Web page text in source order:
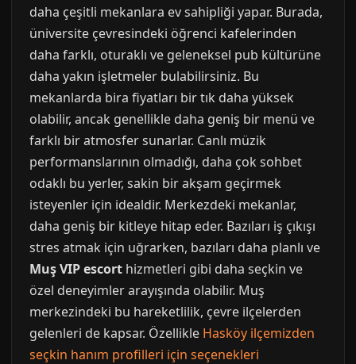
daha çeşitli mekanlara ev sahipliği yapar. Burada,
üniversite çevresindeki öğrenci kafelerinden
daha farklı, oturaklı ve geleneksel pub kültürüne
daha yakın işletmeler bulabilirsiniz. Bu
mekanlarda bira fiyatları bir tık daha yüksek
olabilir, ancak genellikle daha geniş bir menü ve
farklı bir atmosfer sunarlar. Canlı müzik
performanslarının olmadığı, daha çok sohbet
odaklı bu yerler, sakin bir akşam geçirmek
isteyenler için idealdir. Merkezdeki mekanlar,
daha geniş bir kitleye hitap eder. Bazıları iş çıkışı
stres atmak için uğrarken, bazıları daha planlı ve
Muş VIP escort hizmetleri gibi daha seçkin ve
özel deneyimler arayışında olabilir. Muş
merkezindeki bu hareketlilik, çevre ilçelerden
gelenleri de kapsar. Özellikle Hasköy ilçemizden
seçkin hanım profilleri için seçenekleri